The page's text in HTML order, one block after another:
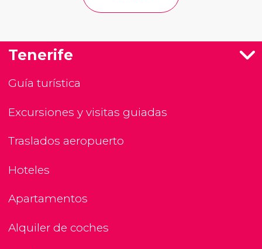
Tenerife
Guía turística
Excursiones y visitas guiadas
Traslados aeropuerto
Hoteles
Apartamentos
Alquiler de coches